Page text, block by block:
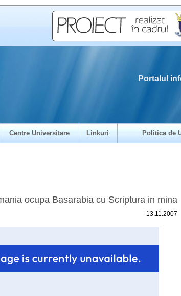
Portalul
Centre Universitare Linkuri Politica de
ocupa Basarabia cu Scriptura in mina
13.11.2007